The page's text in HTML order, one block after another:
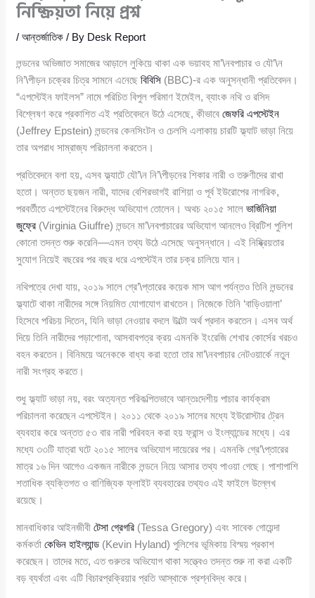
নিষ্ক্রিয়তা নিয়ে প্রশ্ন
/আন্তর্জাতিক / By Desk Report
লন্ডনের অভিজাত সমাজের আড়ালে লুকিয়ে থাকা এক ভয়াবহ মা’\নবপাচার ও যৌ’\ন
নি’\পীড়ন চক্রের চিত্র সামনে এনেছেবিবিসি (BBC)-র এক অনুসন্ধানী প্রতিবেদন।
“এপস্টেইন ফাইলস” নামে পরিচিত বিপুল পরিমাণ ইমেইল, ব্যাংক নথি ও রসিদ
বিশ্লেষণ করে প্রকাশিত এই প্রতিবেদনে উঠে এসেছে, কীভাবেজেফরি এপস্টেইন
(Jeffrey Epstein) লন্ডনের কেনসিংটন ও চেলসি এলাকায় চারটি ফ্ল্যাট ভাড়া নিয়ে
তার অপরাধ সাম্রাজ্য পরিচালনা করতেন।
প্রতিবেদনে বলা হয়, এসব ফ্ল্যাটে যৌ’\ন নি’\পীড়নের শিকার নারী ও তরুণীদের রাখা
হতো। অন্তত ছয়জন নারী, যাদের বেশিরভাগই রাশিয়া ও পূর্ব ইউরোপের নাগরিক,
পরবর্তীতে এপস্টেইনের বিরুদ্ধে অভিযোগ তোলেন। অথচ ২০১৫ সালেভার্জিনিয়া
জুফ্রে (Virginia Giuffre) লন্ডনে মা’\নবপাচারের অভিযোগ আনলেও ব্রিটিশ পুলিশ
কোনো তদন্ত শুরু করেনি—এমন তথ্য উঠে এসেছে অনুসন্ধানে। এই নিষ্ক্রিয়তার
সুযোগ নিয়েই বছরের পর বছর ধরে এপস্টেইন তার চক্র চালিয়ে যান।
নথিপত্রে দেখা যায়, ২০১৯ সালে গ্রে’\প্তারের কয়েক মাস আগ পর্যন্তও তিনি লন্ডনের
ফ্ল্যাটে থাকা নারীদের সঙ্গে নিয়মিত যোগাযোগ রাখতেন। নিজেকে তিনি ‘বাড়িওয়ালা’
হিসেবে পরিচয় দিতেন, যিনি ভাড়া নেওয়ার বদলে উল্টো অর্থ প্রদান করতেন। এসব অর্থ
দিয়ে তিনি নারীদের পড়াশোনা, আসবাবপত্র ক্রয় এমনকি ইংরেজি শেখার কোর্সের খরচও
বহন করতেন। বিনিময়ে অনেককে বাধ্য করা হতো তার মা’\নবপাচার নেটওয়ার্কে নতুন
নারী সংগ্রহ করতে।
শুধু ফ্ল্যাট ভাড়া নয়, বরং অত্যন্ত পরিকল্পিতভাবে আন্তঃদেশীয় পাচার কার্যক্রম
পরিচালনা করেছেন এপস্টেইন। ২০১১ থেকে ২০১৯ সালের মধ্যে ইউরোস্টার ট্রেন
ব্যবহার করে অন্তত ৫৩ বার নারী পরিবহন করা হয় ফ্রান্স ও ইংল্যান্ডের মধ্যে। এর
মধ্যে ৩৩টি যাত্রা ঘটে ২০১৫ সালের অভিযোগ দায়েরের পর। এমনকি গ্রে’\প্তারের
মাত্র ১৬ দিন আগেও একজন নারীকে লন্ডনে নিয়ে আসার তথ্য পাওয়া গেছে। পাশাপাশি
শতাধিক ব্যক্তিগত ও বাণিজ্যিক ফ্লাইট ব্যবহারের তথ্যও এই ফাইলে উল্লেখ
রয়েছে।
মানবাধিকার আইনজীবীটেসা গ্রেগরি (Tessa Gregory) এবং সাবেক গোয়েন্দা
কর্মকর্তাকেভিন হাইল্যান্ড (Kevin Hyland) পুলিশের ভূমিকায় বিস্ময় প্রকাশ
করেছেন। তাদের মতে, এত গুরুতর অভিযোগ থাকা সত্ত্বেও তদন্ত শুরু না করা একটি
বড় ব্যর্থতা এবং এটি বিচারপ্রক্রিয়ার প্রতি আস্থাকে প্রশ্নবিদ্ধ করে।